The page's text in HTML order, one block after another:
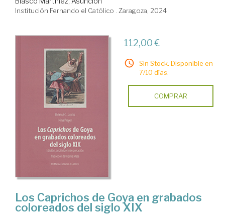
Institución Fernando el Católico . Zaragoza, 2024
112,00 €
Sin Stock. Disponible en
7/10 días.
COMPRAR
Los Caprichos de Goya en grabados
coloreados del siglo XIX